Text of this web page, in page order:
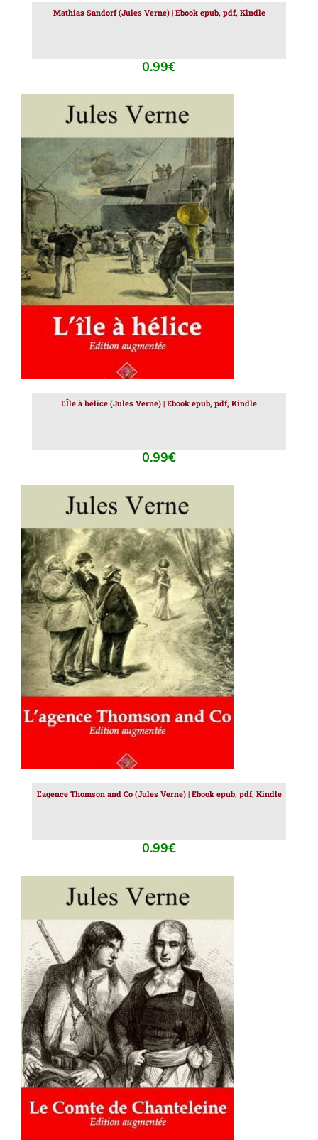
Mathias Sandorf (Jules Verne) | Ebook epub, pdf, Kindle
0.99€
AJOUTER AU PANIER / DÉTAILS
L’Île à hélice (Jules Verne) | Ebook epub, pdf, Kindle
0.99€
AJOUTER AU PANIER / DÉTAILS
L’agence Thomson and Co (Jules Verne) | Ebook epub, pdf, Kindle
0.99€
AJOUTER AU PANIER / DÉTAILS